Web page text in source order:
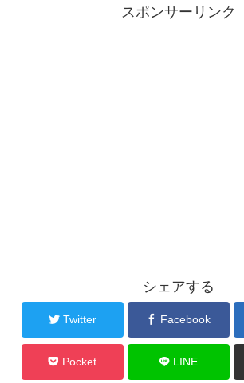
スポンサーリンク
シェアする
Twitter Facebook
Pocket LINE